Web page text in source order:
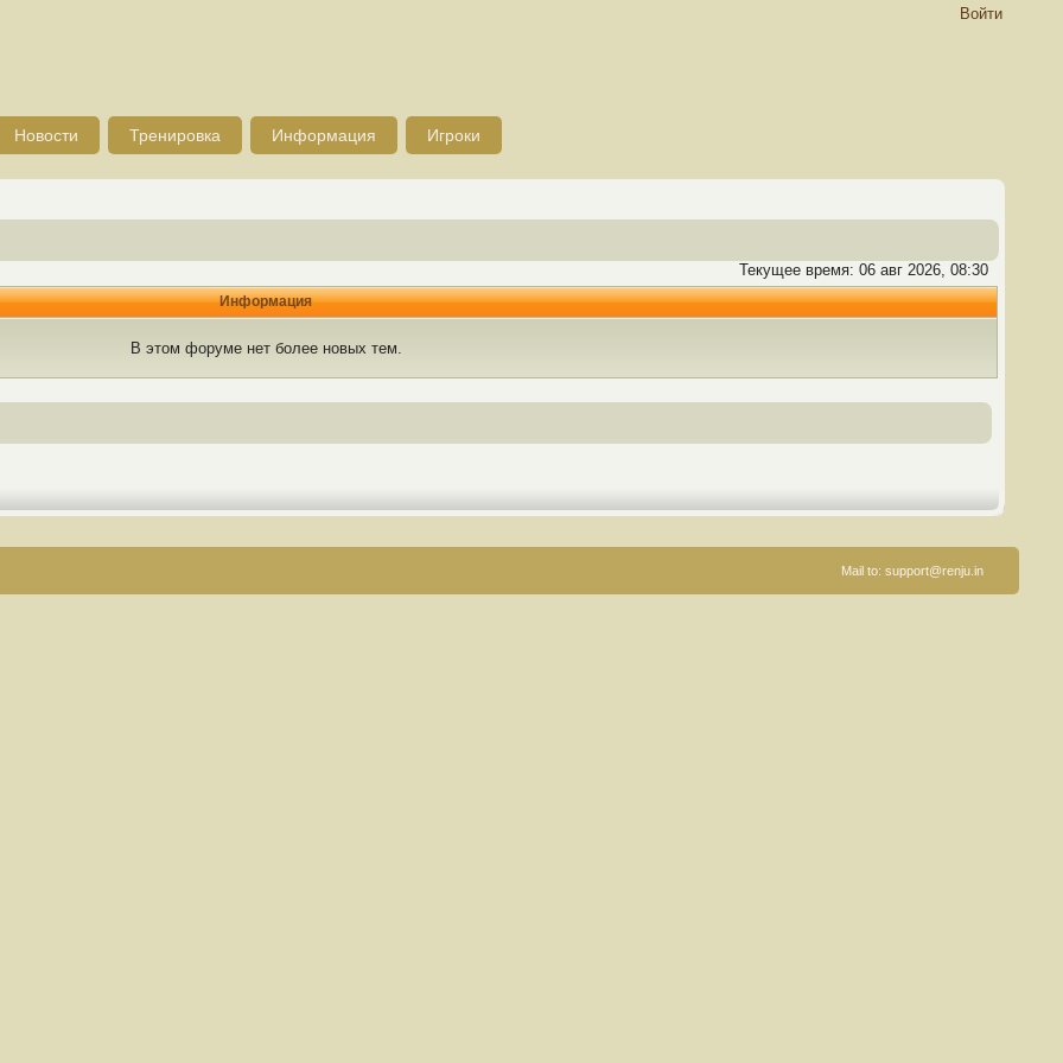
Войти
Новости Тренировка Информация Игроки
Текущее время: 06 авг 2026, 08:30
Информация
В этом форуме нет более новых тем.
Mail to: support@renju.in